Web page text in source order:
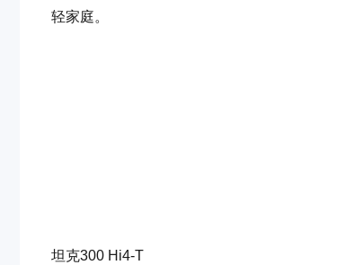
轻家庭。
坦克300 Hi4-T